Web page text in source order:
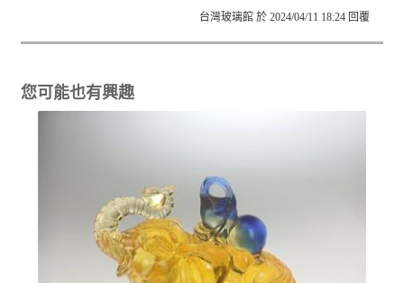
台灣玻璃館 於 2024/04/11 18:24 回覆
您可能也有興趣